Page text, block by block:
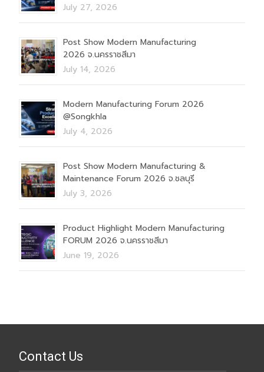
July 27, 2026
Post Show Modern Manufacturing
2026 จ.นครราชสีมา
July 14, 2026
Modern Manufacturing Forum 2026
@Songkhla
July 4, 2026
Post Show Modern Manufacturing &
Maintenance Forum 2026 จ.ชลบุรี
July 3, 2026
Product Highlight Modern Manufacturing
FORUM 2026 จ.นครราชสีมา
June 19, 2026
Contact Us